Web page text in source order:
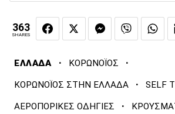
363
SHARES
ΕΛΛΑΔΑ · ΚΟΡΩΝΟΪΟΣ ·
ΚΟΡΩΝΟΪΟΣ ΣΤΗΝ ΕΛΛΑΔΑ · SELF
ΑΕΡΟΠΟΡΙΚΕΣ ΟΔΗΓΙΕΣ ·